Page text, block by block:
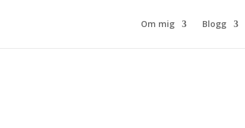
Om mig Blogg